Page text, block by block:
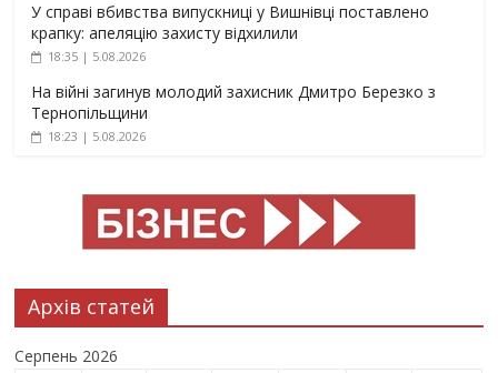
У справі вбивства випускниці у Вишнівці поставлено
крапку: апеляцію захисту відхилили
18:35 | 5.08.2026
На війні загинув молодий захисник Дмитро Березко з
Тернопільщини
18:23 | 5.08.2026
Архів статей
Серпень 2026